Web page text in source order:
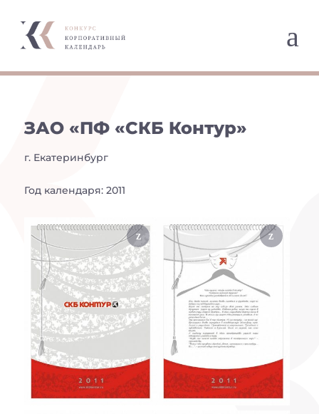
a
ЗАО «ПФ «СКБ Контур»
г. Екатеринбург
Год календаря: 2011